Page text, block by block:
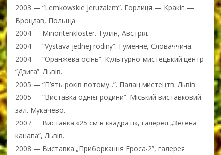
2003 — “Lemkowskie Jeruzalem”. Горлиця — Краків —
Вроцлав, Польща.
2004 — Minoritenkloster. Туллн, Австрія.
2004 — “Vystava jednej rodiny”. Гуменне, Словаччина.
2004 — “Оранжева осінь”. Культурно-мистецький центр
“Дзига”. Львів.
2005 — “П’ять років потому...”. Палац мистецтв. Львів.
2005 — “Виставка однієї родини”. Міський виставковий
зал. Мукачево.
2007 — Виставка «25 см в квадраті», галерея „Зелена
канапа”, Львів.
2008 — Виставка „Приборкання Ероса-2”, галерея